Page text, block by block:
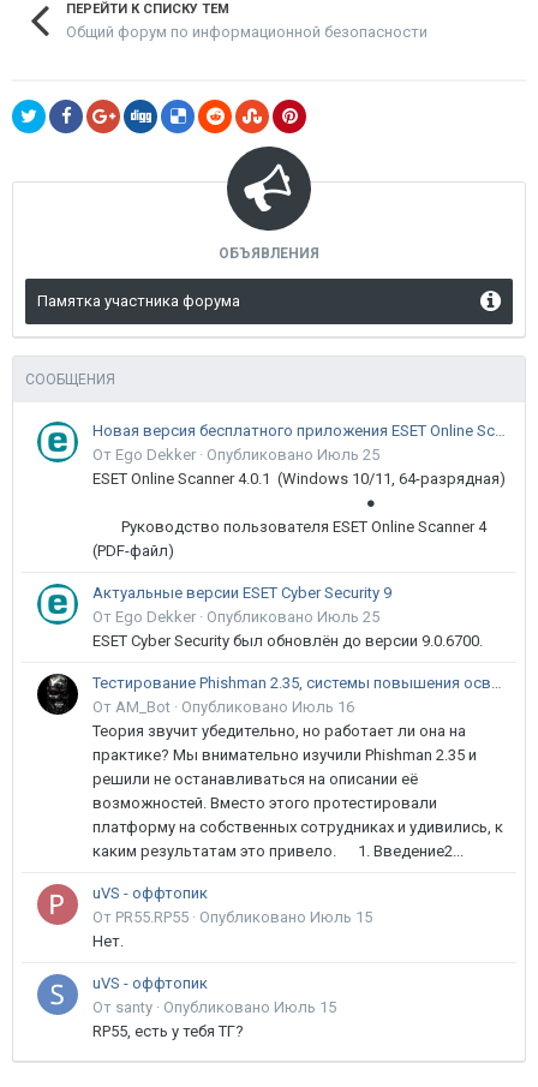
ПЕРЕЙТИ К СПИСКУ ТЕМ
Общий форум по информационной безопасности
ОБЪЯВЛЕНИЯ
Памятка участника форума
СООБЩЕНИЯ
Новая версия бесплатного приложения ESET Online Scanner доступна пользователям
От Ego Dekker · Опубликовано Июль 25
ESET Online Scanner 4.0.1 (Windows 10/11, 64-разрядная)
●
Руководство пользователя ESET Online Scanner 4
(PDF-файл)
Актуальные версии ESET Cyber Security 9
От Ego Dekker · Опубликовано Июль 25
ESET Cyber Security был обновлён до версии 9.0.6700.
Тестирование Phishman 2.35, системы повышения осведомлённости пользователей в сфере ИБ
От AM_Bot · Опубликовано Июль 16
Теория звучит убедительно, но работает ли она на
практике? Мы внимательно изучили Phishman 2.35 и
решили не останавливаться на описании её
возможностей. Вместо этого протестировали
платформу на собственных сотрудниках и удивились, к
каким результатам это привело. 1. Введение2...
uVS - оффтопик
От PR55.RP55 · Опубликовано Июль 15
Нет.
uVS - оффтопик
От santy · Опубликовано Июль 15
RP55, есть у тебя ТГ?